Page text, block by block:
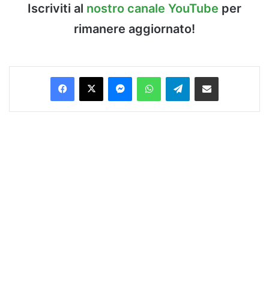
Iscriviti al nostro canale YouTube per
rimanere aggiornato!
Facebook
X MessengerWhatsAppTelegramCondividi via Email